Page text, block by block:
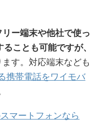
ー端末や他社で使っ
ことも可能ですが、
ます。対応端末なども
携帯電話をワイモバ
マートフォンなら